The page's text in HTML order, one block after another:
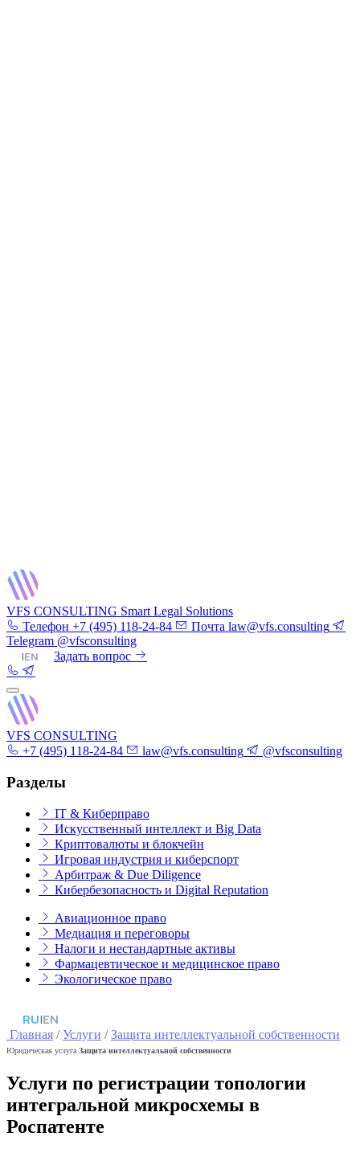
VFS CONSULTING Smart Legal Solutions
Телефон +7 (495) 118-24-84 Почта law@vfs.consulting
Telegram @vfsconsulting
|EN Задать вопрос
VFS CONSULTING
+7 (495) 118-24-84
law@vfs.consulting @vfsconsulting
Разделы
IT & Киберправо
Искусственный интеллект и Big Data
Криптовалюты и блокчейн
Игровая индустрия и киберспорт
Арбитраж & Due Diligence
Кибербезопасность и Digital Reputation
Авиационное право
Медиация и переговоры
Налоги и нестандартные активы
Фармацевтическое и медицинское право
Экологическое право
RU|EN
Главная /Услуги /Защита интеллектуальной собственности
Юридическая услуга Защита интеллектуальной собственности
Услуги по регистрации топологии
интегральной микросхемы в
Роспатенте